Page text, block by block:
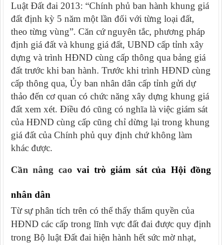
Luật Đất đai 2013: “Chính phủ ban hành khung giá
đất định kỳ 5 năm một lần đối với từng loại đất,
theo từng vùng”. Căn cứ nguyên tắc, phương pháp
định giá đất và khung giá đất, UBND cấp tỉnh xây
dựng và trình HĐND cùng cấp thông qua bảng giá
đất trước khi ban hành. Trước khi trình HĐND cùng
cấp thông qua, Ủy ban nhân dân cấp tỉnh gửi dự
thảo đến cơ quan có chức năng xây dựng khung giá
đất xem xét. Điều đó cũng có nghĩa là việc giám sát
của HĐND cùng cấp cũng chỉ dừng lại trong khung
giá đất của Chính phủ quy định chứ không làm
khác được.
Cần nâng caovai trò giám sát của Hội đồng
nhân dân
Từ sự phân tích trên có thể thấy thẩm quyền của
HĐND các cấp trong lĩnh vực đất đai được quy định
trong Bộ luật Đất đai hiện hành hết sức mờ nhạt,